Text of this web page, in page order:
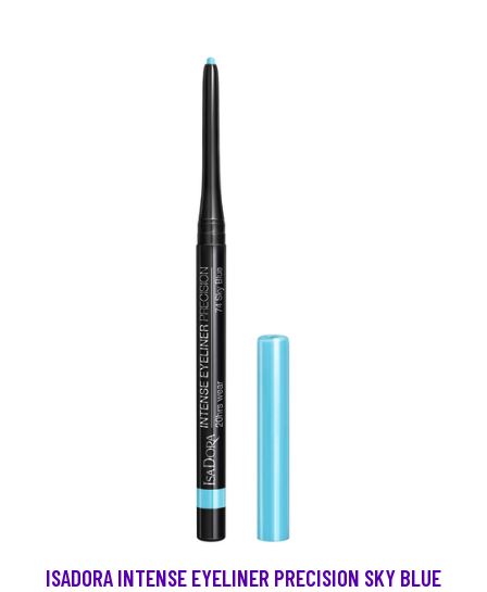
ISADORA INTENSE EYELINER PRECISION SKY BLUE